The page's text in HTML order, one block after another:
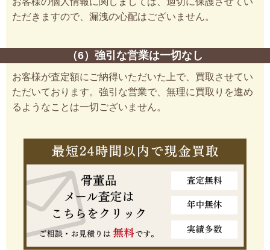
ただきますので、漏洩の心配はございません。
（6）強引な営業は一切なし
お客様が査定額にご納得いただいた上で、買取させてい
ただいております。強引な営業で、無理に買取りを進め
るようなことは一切ございません。